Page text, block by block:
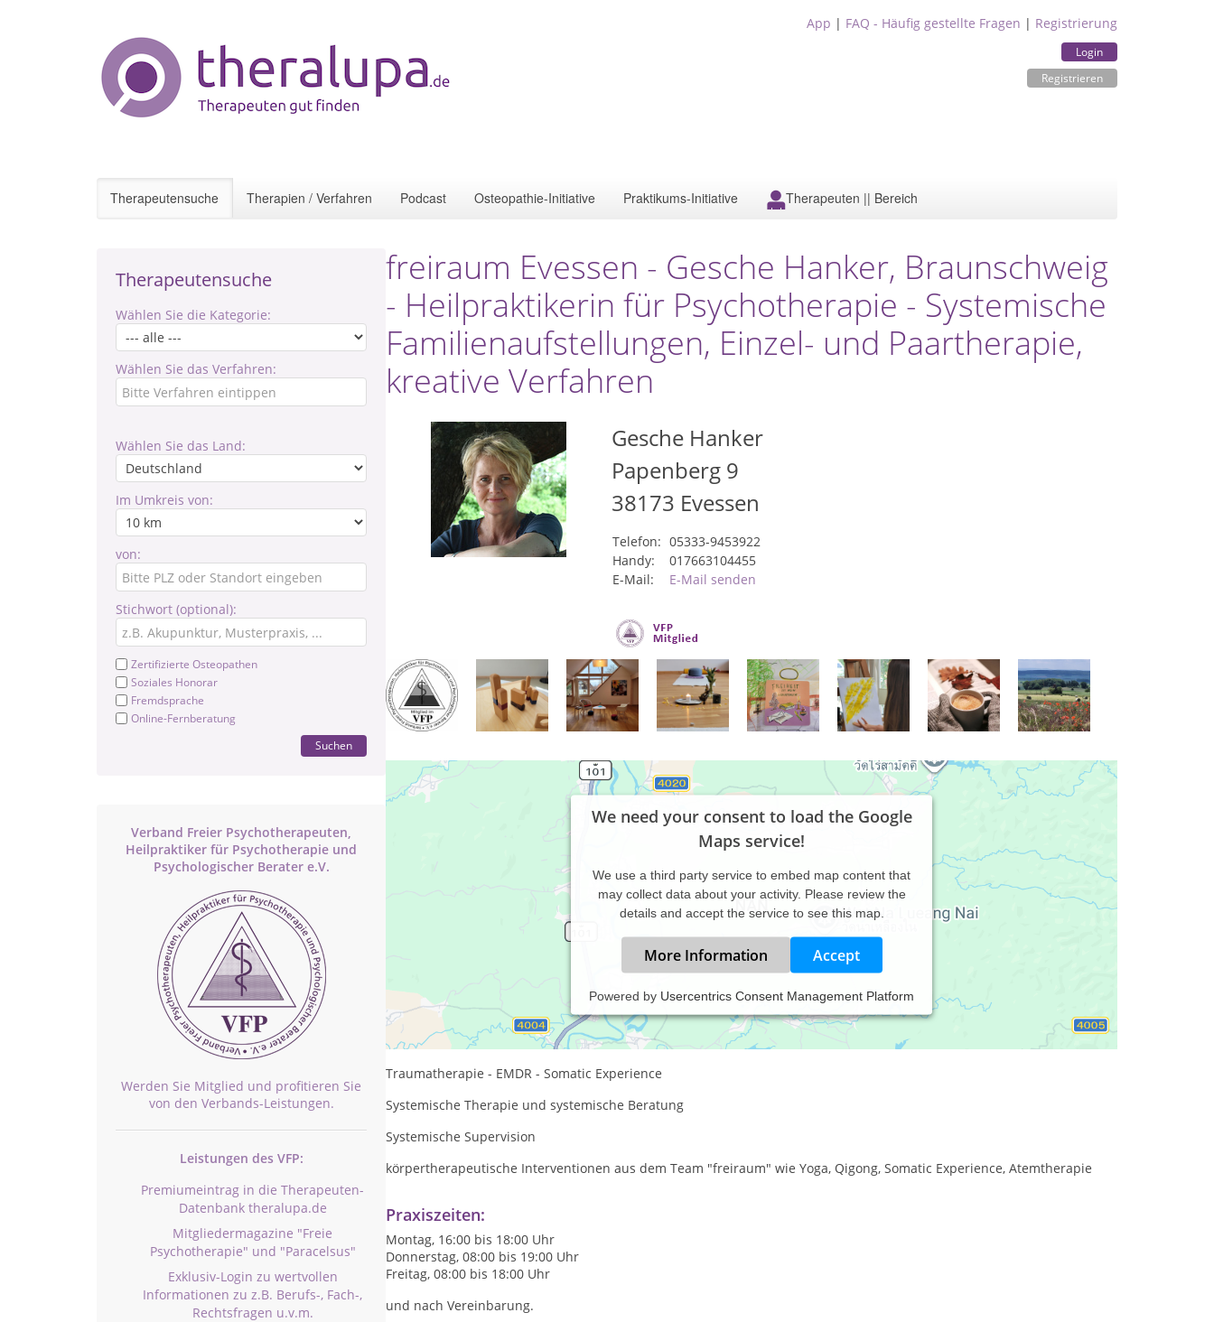
App | FAQ - Häufig gestellte Fragen | Registrierung
Login
Registrieren
Therapeutensuche Therapien / Verfahren Podcast Osteopathie-Initiative Praktikums-Initiative Therapeuten || Bereich
Therapeutensuche
Wählen Sie die Kategorie:
Wählen Sie das Verfahren:
Wählen Sie das Land:
Im Umkreis von:
von:
Stichwort (optional):
Zertifizierte Osteopathen
Soziales Honorar
Fremdsprache
Online-Fernberatung
Suchen
Verband Freier Psychotherapeuten,
Heilpraktiker für Psychotherapie und
Psychologischer Berater e.V.
Werden Sie Mitglied und profitieren Sie
von den Verbands-Leistungen.
Leistungen des VFP:
Premiumeintrag in die Therapeuten-
Datenbank theralupa.de
Mitgliedermagazine "Freie
Psychotherapie" und "Paracelsus"
Exklusiv-Login zu wertvollen
Informationen zu z.B. Berufs-, Fach-,
Rechtsfragen u.v.m.
freiraum Evessen - Gesche Hanker, Braunschweig
- Heilpraktikerin für Psychotherapie - Systemische
Familienaufstellungen, Einzel- und Paartherapie,
kreative Verfahren
Gesche Hanker
Papenberg 9
38173 Evessen
Telefon: 05333-9453922
Handy:
017663104455
E-Mail:
E-Mail senden
We need your consent to load the Google
Maps service!
We use a third party service to embed map content that
may collect data about your activity. Please review the
details and accept the service to see this map.
More Information Accept
Powered by Usercentrics Consent Management Platform
Gesprächspsychotherapie
Lösungsfokussierte Kurzzeittherapie
Traumatherapie - EMDR - Somatic Experience
Systemische Therapie und systemische Beratung
Systemische Supervision
körpertherapeutische Interventionen aus dem Team "freiraum" wie Yoga, Qigong, Somatic Experience, Atemtherapie
Praxiszeiten:
Montag, 16:00 bis 18:00 Uhr
Donnerstag, 08:00 bis 19:00 Uhr
Freitag, 08:00 bis 18:00 Uhr
und nach Vereinbarung.